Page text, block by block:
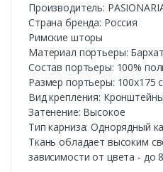
Производитель:
Страна бренда: Россия
Римские шторы
Материал портьеры:
Состав портьеры: 100%
Размер портьеры: 100х175
Вид крепления: Кронштейны
Затенение: Высокое
Тип карниза: Однорядный
Ткань обладает высоким
зависимости от цвета - до